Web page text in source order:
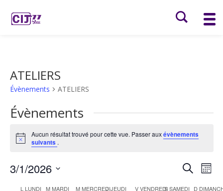
ATELIERS
Évènements ATELIERS
Évènements
Notice
Aucun résultat trouvé pour cette vue. Passer auxévènements
suivants .
Recherche
de
Mois
3/1/2026
L LUNDI MMARDI MMERCREDI
JJEUDI VVENDREDISSAMEDI D